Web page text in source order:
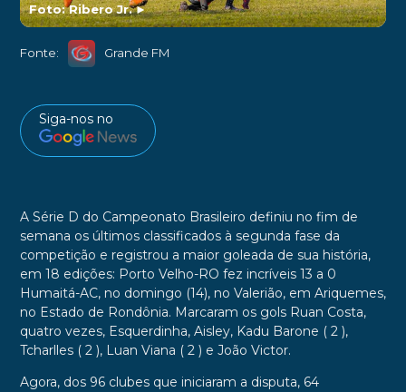
Foto: Ribero Jr.►
Fonte: Grande FM
Siga-nos no
A Série D do Campeonato Brasileiro definiu no fim de
semana os últimos classificados à segunda fase da
competição e registrou a maior goleada de sua história,
em 18 edições: Porto Velho-RO fez incríveis 13 a 0
Humaitá-AC, no domingo (14), no Valerião, em Ariquemes,
no Estado de Rondônia. Marcaram os gols Ruan Costa,
quatro vezes, Esquerdinha, Aisley, Kadu Barone ( 2 ),
Tcharlles ( 2 ), Luan Viana ( 2 ) e João Victor.
Agora, dos 96 clubes que iniciaram a disputa, 64